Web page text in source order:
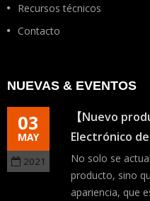
Recursos técnicos
Contacto
NUEVAS & EVENTOS
03
MAY
2021
【Nuevo
Electrónico
No solo se
producto, sino
apariencia, que